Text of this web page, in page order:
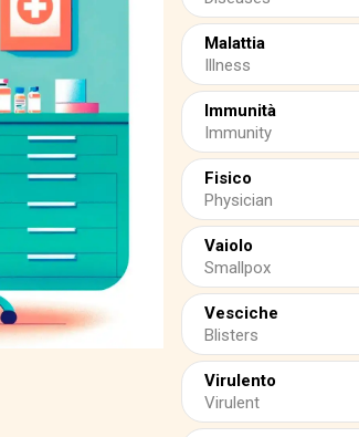
Malattia
Illness
Immunità
Immunity
Fisico
Physician
Vaiolo
Smallpox
Vesciche
Blisters
Virulento
Virulent